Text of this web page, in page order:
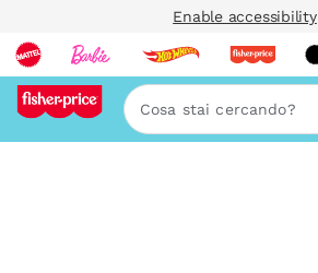
Enable accessibility